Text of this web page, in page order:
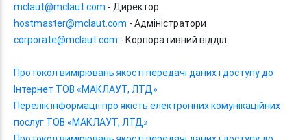
mclaut@mclaut.com - Директор
hostmaster@mclaut.com - Адміністратори
corporate@mclaut.com - Корпоративний відділ
Протокол вимірювань якості передачі даних і доступу до
Інтернет ТОВ «МАКЛАУТ, ЛТД»
Перелік інформації про якість електронних комунікаційних
послуг ТОВ «МАКЛАУТ, ЛТД»